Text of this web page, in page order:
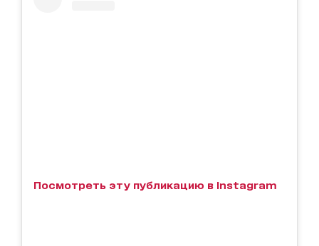
Посмотреть эту публикацию в Instagram